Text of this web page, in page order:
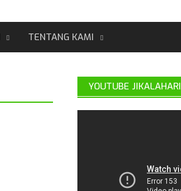
TENTANG KAMI
YOUTUBE JIKALAHARI